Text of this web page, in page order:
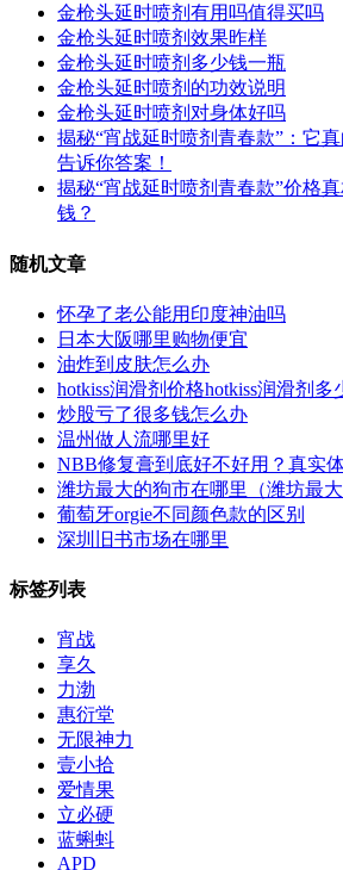
金枪头延时喷剂有用吗值得买吗
金枪头延时喷剂效果昨样
金枪头延时喷剂多少钱一瓶
金枪头延时喷剂的功效说明
金枪头延时喷剂对身体好吗
揭秘“宵战延时喷剂青春款”：它
告诉你答案！
揭秘“宵战延时喷剂青春款”价格
钱？
随机文章
怀孕了老公能用印度神油吗
日本大阪哪里购物便宜
油炸到皮肤怎么办
hotkiss润滑剂价格hotkiss润滑剂多
炒股亏了很多钱怎么办
温州做人流哪里好
NBB修复膏到底好不好用？真实
潍坊最大的狗市在哪里（潍坊最大
葡萄牙orgie不同颜色款的区别
深圳旧书市场在哪里
标签列表
宵战
享久
力渤
惠衍堂
无限神力
壹小拾
爱情果
立必硬
蓝蝌蚪
APD